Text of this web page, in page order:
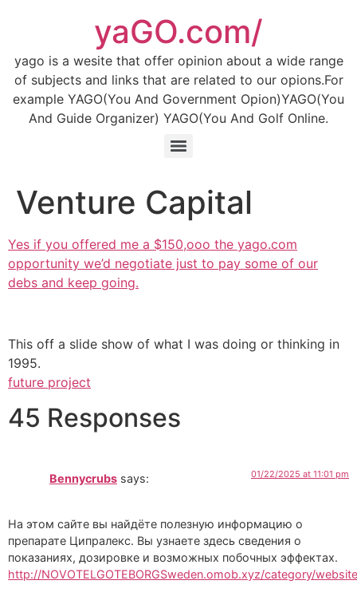
yaGO.com/
yago is a wesite that offer opinion about a wide range
of subjects and links that are related to our opions.For
example YAGO(You And Government Opion)YAGO(You
And Guide Organizer) YAGO(You And Golf Online.
Venture Capital
Yes if you offered me a $150,ooo the yago.com
opportunity we’d negotiate just to pay some of our
debs and keep going.
This off a slide show of what I was doing or thinking in
1995.
future project
45 Responses
Bennycrubs says: 01/22/2025 at 11:01 pm
На этом сайте вы найдёте полезную информацию о
препарате Ципралекс. Вы узнаете здесь сведения о
показаниях, дозировке и возможных побочных эффектах.
http://NOVOTELGOTEBORGSweden.omob.xyz/category/